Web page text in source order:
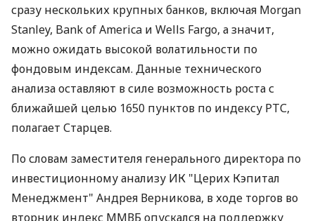
сразу нескольких крупных банков, включая Morgan
Stanley, Bank of America и Wells Fargo, а значит,
можно ожидать высокой волатильности по
фондовым индексам. Данные технического
анализа оставляют в силе возможность роста с
ближайшей целью 1650 пунктов по индексу РТС,
полагает Старцев.
По словам заместителя генерального директора по
инвестиционному анализу ИК "Церих Кэпитал
Менеджмент" Андрея Верникова, в ходе торгов во
вторник индекс ММВБ опускался на поддержку